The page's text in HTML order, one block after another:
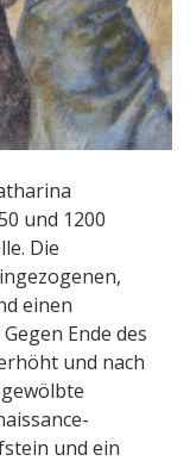
und 1200
Die
einen
Ende des
und nach
und ein